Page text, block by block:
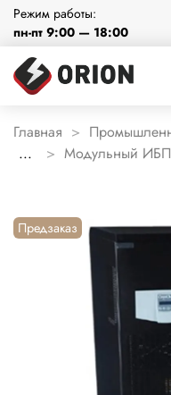
Режим работы:
пн-пт 9:00 — 18:00
Главная
...
Модульный ИБП
Предзаказ